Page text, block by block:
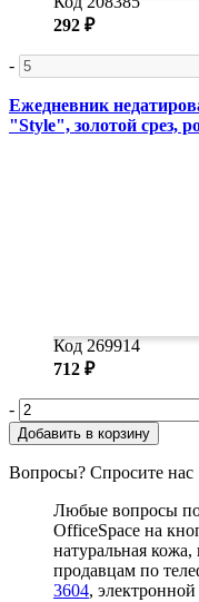
292 ₽
-
Ежедневник
"Style", золотой срез,
Код 269914
712 ₽
-
Добавить в корзину
Вопросы? Спросите нас
Любые вопросы по
OfficeSpace на
натуральная
продавцам по
3604,